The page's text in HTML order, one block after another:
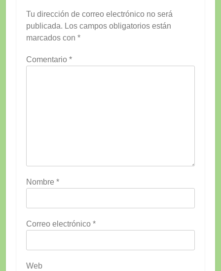
Tu dirección de correo electrónico no será
publicada. Los campos obligatorios están
marcados con *
Comentario *
Nombre *
Correo electrónico *
Web